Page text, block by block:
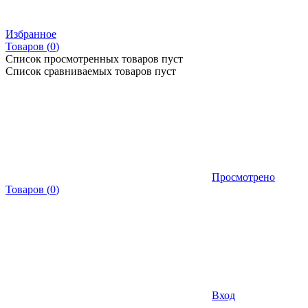
Избранное
Товаров (0)
Список просмотренных товаров пуст
Список сравниваемых товаров пуст
Просмотрено
Товаров (0)
Вход